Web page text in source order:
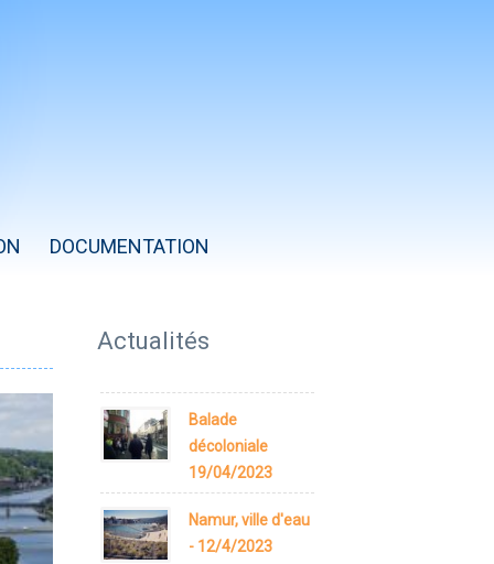
DOCUMENTATION
Actualités
Balade
décoloniale
19/04/2023
Namur, ville d'eau
- 12/4/2023
précédente
précédent